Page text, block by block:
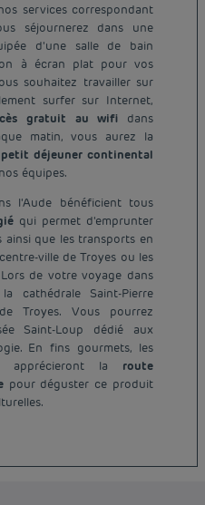
services correspondant
séjournerez dans une
d'une salle de bain
à écran plat pour vos
souhaitez travailler sur
surfer sur Internet,
gratuit au wifi dans
matin, vous aurez la
petit déjeuner continental
équipes.
l'Aude bénéficient tous
qui permet d'emprunter
ainsi que les transports en
ville de Troyes ou les
de votre voyage dans
cathédrale Saint-Pierre
Troyes. Vous pourrez
Saint-Loup dédié aux
En fins gourmets, les
apprécieront la route
pour déguster ce produit